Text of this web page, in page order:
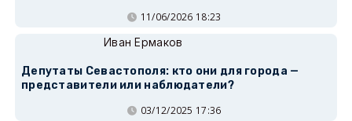
11/06/2026 18:23
Иван Ермаков
Депутаты Севастополя: кто они для города —
представители или наблюдатели?
03/12/2025 17:36